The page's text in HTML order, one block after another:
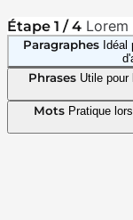
Étape 1 / 4 Lorem
Paragraphes
Phrases Utile
Mots Pratique